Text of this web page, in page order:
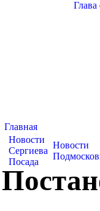
Глава
Главная
Новости
Сергиева
Посада
Новости